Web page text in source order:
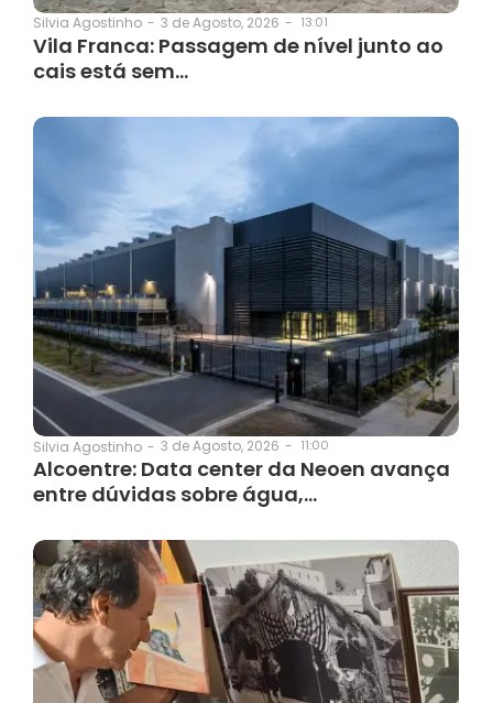
Silvia Agostinho - 3 de Agosto, 2026 - 13:01
Vila Franca: Passagem de nível junto ao
cais está sem…
Silvia Agostinho - 3 de Agosto, 2026 - 11:00
Alcoentre: Data center da Neoen avança
entre dúvidas sobre água,…